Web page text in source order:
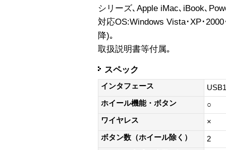
シリーズ､Apple iMac､iBook､
対応OS:Windows Vista･XP･
降)｡
取扱説明書等付属｡
スペック
インタフェース
ホイール機能・ボタン
○
ワイヤレス
×
ボタン数（ホイール除く）
2